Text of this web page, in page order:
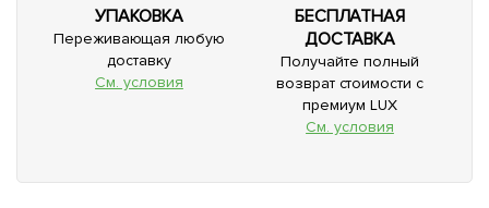
УПАКОВКА
Переживающая любую
доставку
См. условия
БЕСПЛАТНАЯ
ДОСТАВКА
Получайте полный
возврат стоимости с
премиум LUX
См. условия